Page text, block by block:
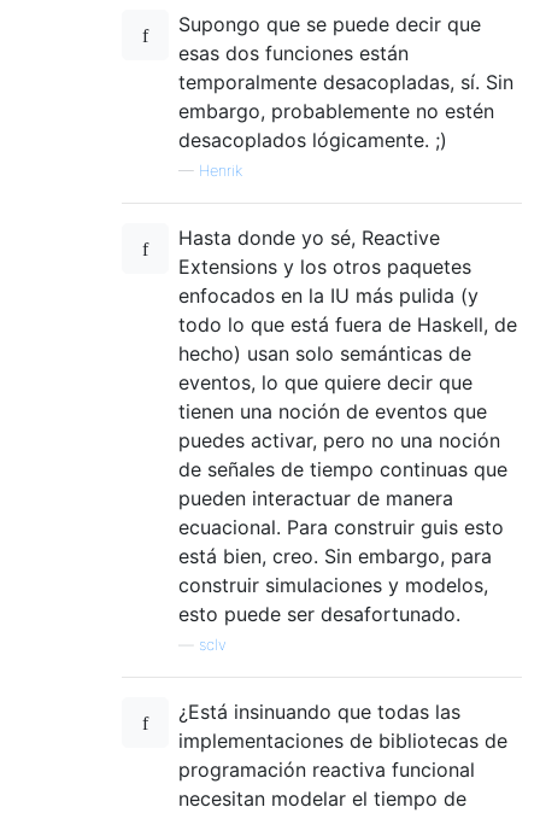
Supongo que se puede decir que
esas dos funciones están
temporalmente desacopladas, sí. Sin
embargo, probablemente no estén
desacoplados lógicamente. ;)
— Henrik
Hasta donde yo sé, Reactive
Extensions y los otros paquetes
enfocados en la IU más pulida (y
todo lo que está fuera de Haskell, de
hecho) usan solo semánticas de
eventos, lo que quiere decir que
tienen una noción de eventos que
puedes activar, pero no una noción
de señales de tiempo continuas que
pueden interactuar de manera
ecuacional. Para construir guis esto
está bien, creo. Sin embargo, para
construir simulaciones y modelos,
esto puede ser desafortunado.
sclv
¿Está insinuando que todas las
implementaciones de bibliotecas de
programación reactiva funcional
necesitan modelar el tiempo de